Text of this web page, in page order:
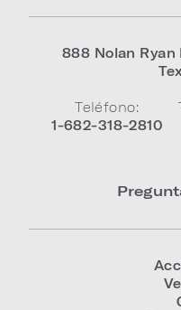
888 Nolan Ryan
Teléfono:
1-682-318-2810